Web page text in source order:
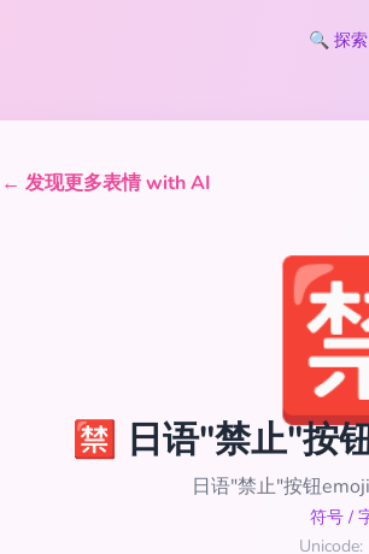
🔍 探索
← 发现更多表情 with AI
🈲 日语"禁止"按
日语"禁止"按钮
符号 /